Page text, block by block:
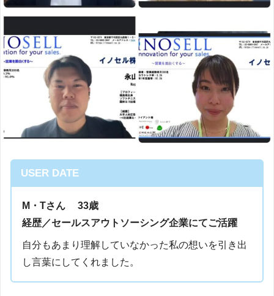
USER DATE
M・Tさん 33歳
経歴／セールスアウトソーシング企業にてご活躍
自分もあまり理解していなかった私の想いを引き出
し言葉にしてくれました。